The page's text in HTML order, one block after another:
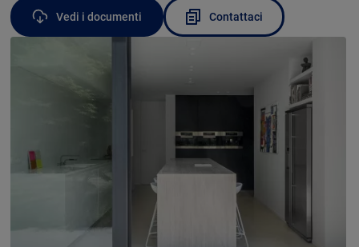
Vedi i documenti Contattaci